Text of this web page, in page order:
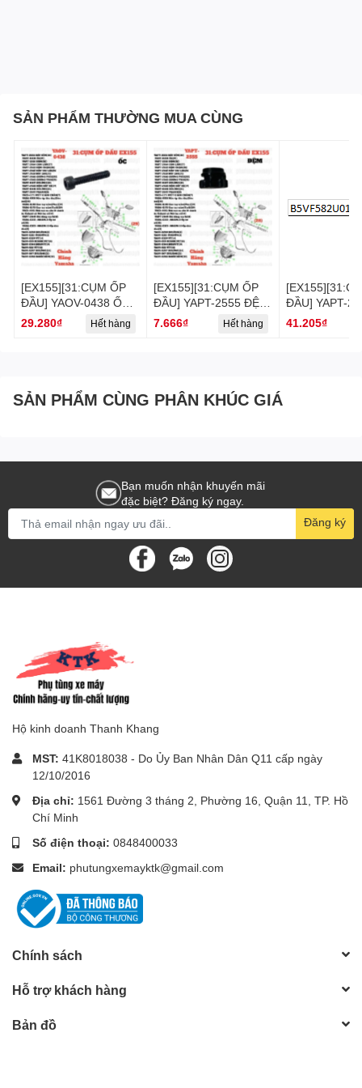
SẢN PHẨM THƯỜNG MUA CÙNG
[EX155][31:CỤM ỐP
ĐẦU] YAOV-0438 ỐC
EX155(2022)-
29.280₫ Hết hàng
[EX155][31:CỤM ỐP
ĐẦU] YAPT-2555 ĐỆM
EX155(2022)-
7.666₫ Hết hàng
ĐẦU] YAPT-
LĂN
41.205₫
SẢN PHẨM CÙNG PHÂN KHÚC GIÁ
Bạn muốn nhận khuyến mãi
đặc biệt? Đăng ký ngay.
Đăng ký
Hộ kinh doanh Thanh Khang
MST: 41K8018038 - Do Ủy Ban Nhân Dân Q11 cấp ngày
12/10/2016
Địa chỉ: 1561 Đường 3 tháng 2, Phường 16, Quận 11, TP. Hồ
Chí Minh
Số điện thoại: 0848400033
Email: phutungxemayktk@gmail.com
Chính sách
Hỗ trợ khách hàng
Bản đồ